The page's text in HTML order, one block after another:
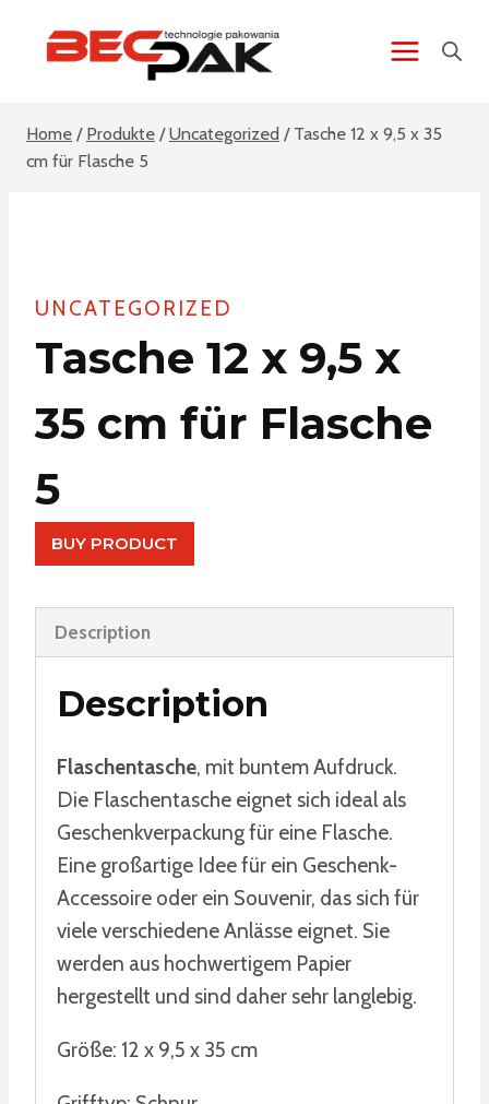
Inhalt
Home / Produkte / Uncategorized / Tasche 12 x 9,5 x 35
cm für Flasche 5
UNCATEGORIZED
Tasche 12 x 9,5 x
35 cm für Flasche
5
BUY PRODUCT
Description
Description
Flaschentasche, mit buntem Aufdruck.
Die Flaschentasche eignet sich ideal als
Geschenkverpackung für eine Flasche.
Eine großartige Idee für ein Geschenk-
Accessoire oder ein Souvenir, das sich für
viele verschiedene Anlässe eignet. Sie
werden aus hochwertigem Papier
hergestellt und sind daher sehr langlebig.
Größe: 12 x 9,5 x 35 cm